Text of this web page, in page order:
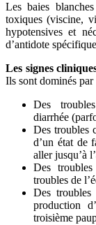
Les baies
toxiques (viscine,
hypotensives et
d’antidote
Les signes
Ils sont dominés par
Des
diarrhée
Des troubles
d’un état de
aller jusqu’à
Des
troubles de
Des
production
troisième